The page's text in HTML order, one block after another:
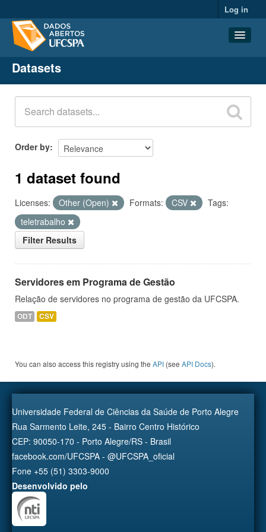
Log in
Datasets
Organizations
Groups
About
Datasets
Order by
1 dataset found
Licenses: Other (Open) Formats: CSV
Tags:
teletrabalho
Filter Results
Servidores em Programa de Gestão
Relação de servidores no programa de gestão da UFCSPA.
ODT CSV
You can also access this registry using the API (see API Docs).
Universidade Federal de Ciências da Saúde de Porto Alegre
Rua Sarmento Leite, 245 - Bairro Centro Histórico
CEP: 90050-170 - Porto Alegre/RS - Brasil
facebook.com/UFCSPA - @UFCSPA_oficial
Fone +55 (51) 3303-9000
Desenvolvido pelo